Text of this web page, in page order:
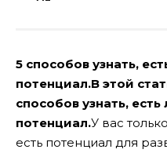
5 способов узнать,
потенциал.В этой
способов узнать,
потенциал.У вас
есть потенциал для